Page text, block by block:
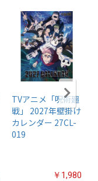
TVアニメ「呪術廻
戦」 2027年壁掛け
カレンダー 27CL-
019
￥1,980